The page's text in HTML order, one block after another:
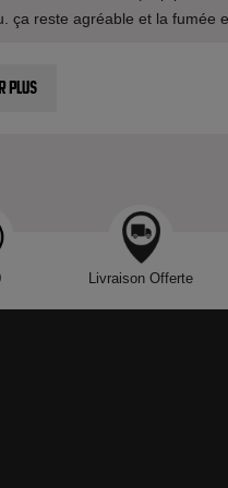
ça reste agréable et la fumée
plus
Livraison Offerte